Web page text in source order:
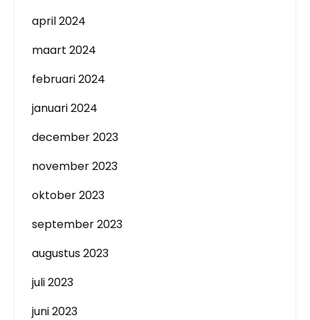
april 2024
maart 2024
februari 2024
januari 2024
december 2023
november 2023
oktober 2023
september 2023
augustus 2023
juli 2023
juni 2023